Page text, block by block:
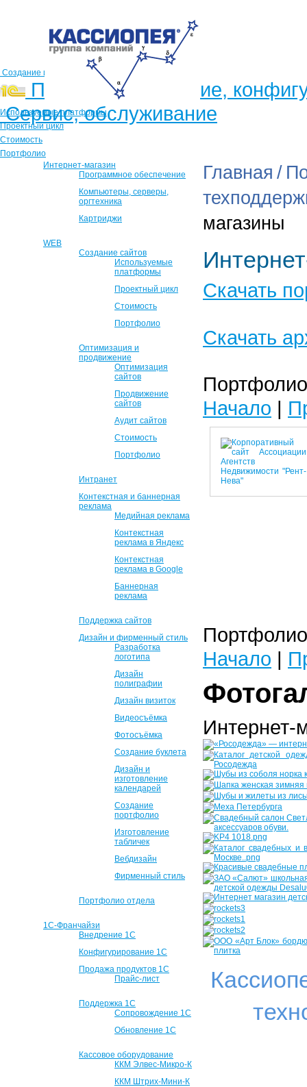
Создание и продвижение сайтов
Продажа, внедрение,
Сервис, обслуживание
Используемые платформы
Проектный цикл
Стоимость
Портфолио
Интернет-магазин
Программное обеспечение
Компьютеры, серверы,
оргтехника
Картриджи
WEB
Создание сайтов
Используемые
платформы
Проектный цикл
Стоимость
Портфолио
Оптимизация и
продвижение
Оптимизация
сайтов
Продвижение
сайтов
Аудит сайтов
Стоимость
Портфолио
Интранет
Контекстная и баннерная
реклама
Медийная реклама
Контекстная
реклама в Яндекс
Контекстная
реклама в Google
Баннерная
реклама
Поддержка сайтов
Дизайн и фирменный стиль
Разработка
логотипа
Дизайн
полиграфии
Дизайн визиток
Видеосъёмка
Фотосъёмка
Создание буклета
Дизайн и
изготовление
календарей
Создание
портфолио
Изготовление
табличек
Вебдизайн
Фирменный стиль
Портфолио отдела
1С-Франчайзи
Внедрение 1С
Конфигурирование 1С
Продажа продуктов 1С
Прайс-лист
Поддержка 1С
Сопровождение 1С
Обновление 1С
Кассовое оборудование
ККМ Элвес-Микро-К
ККМ Штрих-Мини-К
Главная /
магазины
Скачать
Скачать
Начало |
Начало |
Интернет-